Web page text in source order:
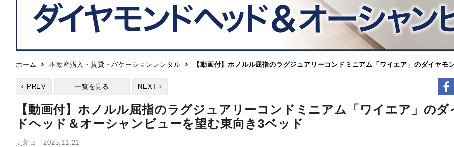
ホーム 不動産購入・賃貸・バケーションレンタル 【動画付】ホノルル屈指のラグジュアリーコンドミニアム「ワイエア」のダイヤ
PREV 一覧を見る NEXT
【動画付】ホノルル屈指のラグジュアリーコンドミニアム「ワイエア」のダ
ドヘッド＆オーシャンビューを望む東向き3ベッド
更新日 2025.11.21